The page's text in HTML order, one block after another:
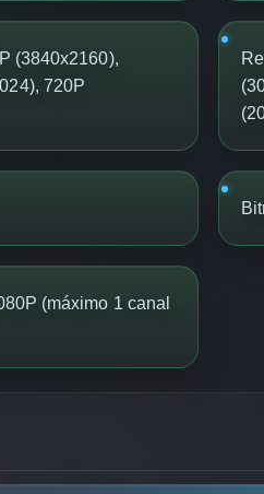
(3840x2160),
720P
(máximo 1 canal